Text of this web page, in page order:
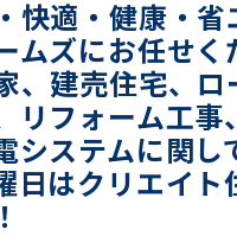
快適・健康・
ムズにお任せ
、建売住宅、
リフォーム工
システムに関
日はクリエイ